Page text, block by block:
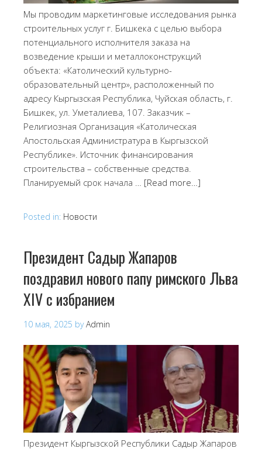
Мы проводим маркетинговые исследования рынка
строительных услуг г. Бишкека с целью выбора
потенциального исполнителя заказа на
возведение крыши и металлоконструкций
объекта: «Католический культурно-
образовательный центр», расположенный по
адресу Кыргызская Республика, Чуйская область, г.
Бишкек, ул. Уметалиева, 107. Заказчик –
Религиозная Организация «Католическая
Апостольская Администратура в Кыргызской
Республике». Источник финансирования
строительства – собственные средства.
Планируемый срок начала … [Read more…]
Posted in: Новости
Президент Садыр Жапаров
поздравил нового папу римского Льва
XIV с избранием
10 мая, 2025 byAdmin
Президент Кыргызской Республики Садыр Жапаров